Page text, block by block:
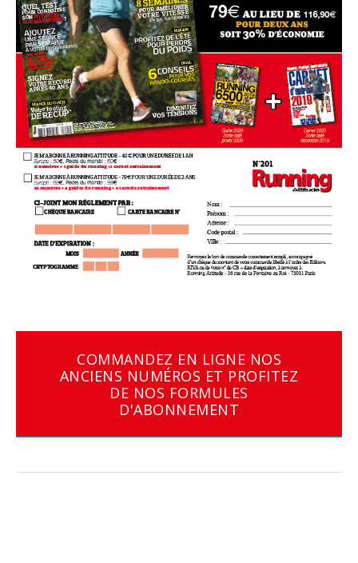
COMMANDEZ EN LIGNE NOS
ANCIENS NUMÉROS ET PROFITEZ
DE NOS FORMULES
D'ABONNEMENT